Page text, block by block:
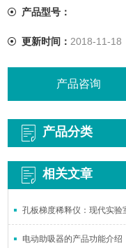
产品型号：
更新时间： 2018-11-18
产品咨询
产品分类
相关文章
孔板梯度稀释仪：现代实
电动助吸器的产品功能介绍